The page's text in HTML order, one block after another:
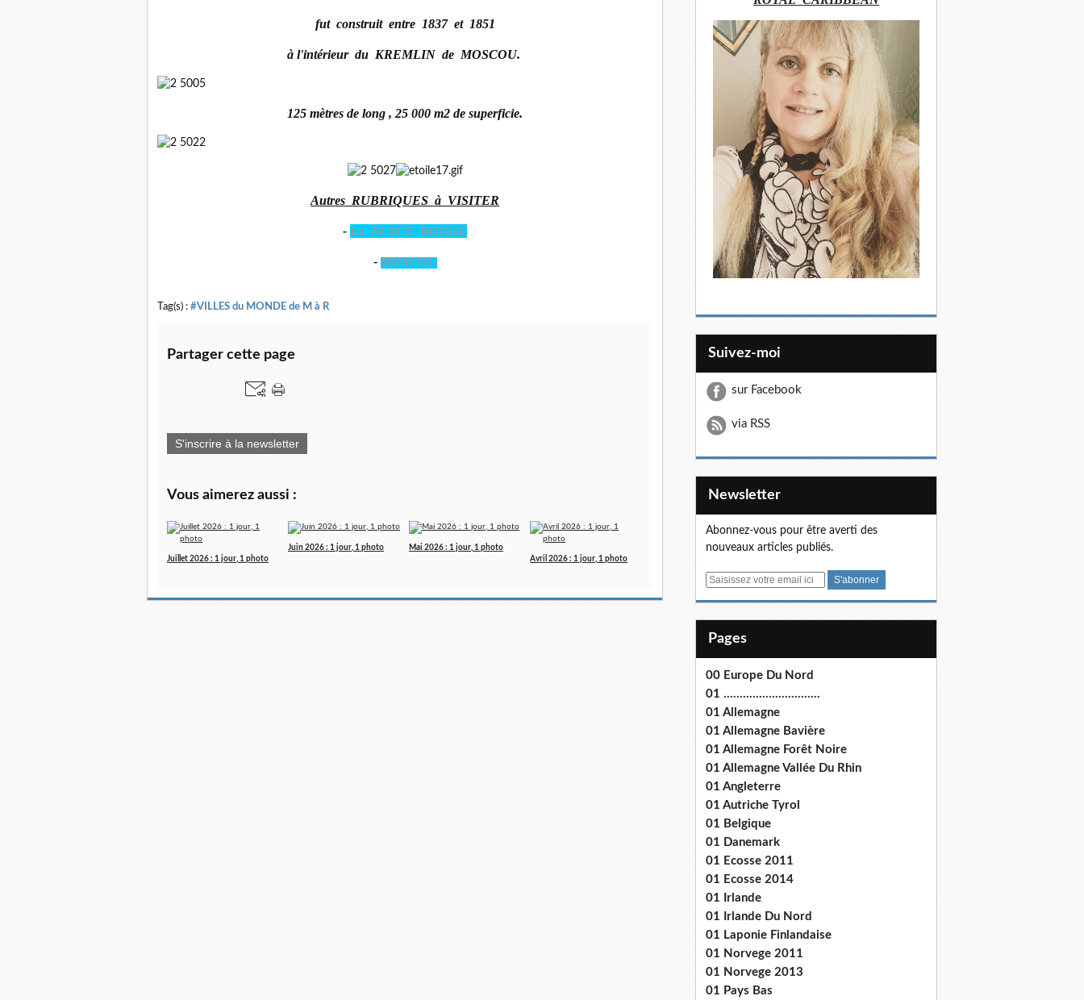
fut construit entre 1837 et 1851
à l'intérieur du KREMLIN de MOSCOU.
125 mètres de long , 25 000 m2 de superficie.
Autres RUBRIQUES à VISITER
- La PLACE ROUGE
- MOSCOU
Tag(s) : #VILLES du MONDE de M à R
Partager cette page
S'inscrire à la newsletter
Vous aimerez aussi :
Juillet 2026 : 1 jour, 1 photo
Juin 2026 : 1 jour, 1 photo
Mai 2026 : 1 jour, 1 photo
Avril 2026 : 1 jour, 1 photo
Suivez-moi
sur Facebook
via RSS
Newsletter
Abonnez-vous pour être averti des
nouveaux articles publiés.
E
Pages
00 Europe Du Nord
01 ..............................
01 Allemagne
01 Allemagne Bavière
01 Allemagne Forêt Noire
01 Allemagne Vallée Du Rhin
01 Angleterre
01 Autriche Tyrol
01 Belgique
01 Danemark
01 Ecosse 2011
01 Ecosse 2014
01 Irlande
01 Irlande Du Nord
01 Laponie Finlandaise
01 Norvege 2011
01 Norvege 2013
01 Pays Bas